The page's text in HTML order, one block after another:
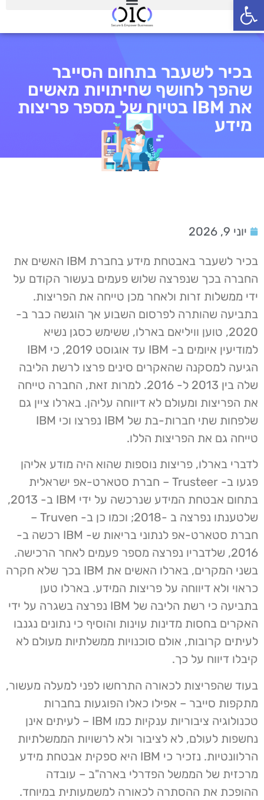
פתח סרגל נגישות
בכיר לשעבר בתחום הסייבר
שהפך לחושף שחיתויות מאשים
את IBM בטיוח של מספר פריצות
מידע
יוני 9, 2026
בכיר לשעבר באבטחת מידע בחברת IBM האשים את
החברה בכך שנפרצה שלוש פעמים בעשור הקודם על
ידי ממשלות זרות ולאחר מכן טייחה את הפריצות.
בתביעה שהותרה לפרסום השבוע אך הוגשה כבר ב-
2020, טוען וויליאם בארלו, ששימש כסגן נשיא
למודיעין איומים ב- IBM עד אוגוסט 2019, כי IBM
הגיעה למסקנה שהאקרים סינים פרצו לרשת הליבה
שלה בין 2013 ל- 2016. למרות זאת, החברה טייחה
את הפריצות ומעולם לא דיווחה עליהן. בארלו ציין גם
שלפחות שתי חברות-בת של IBM נפרצו וכי IBM
טייחה גם את הפריצות הללו.
לדברי בארלו, פריצות נוספות שהוא היה מודע אליהן
פגעו ב- Trusteer – חברת סטארט-אפ ישראלית
בתחום אבטחת המידע שנרכשה על ידי IBM ב- 2013,
שלטענתו נפרצה ב -2018; וכמו כן ב- Truven –
חברת סטארט-אפ לנתוני בריאות ש- IBM רכשה ב-
2016, שלדבריו נפרצה מספר פעמים לאחר הרכישה.
בשני המקרים, בארלו האשים את IBM בכך שלא חקרה
כראוי ולא דיווחה על פריצות המידע. בארלו טען
בתביעה כי רשת הליבה של IBM נפרצה בשגרה על ידי
האקרים בחסות מדינות עוינות והוסיף כי נתונים נגנבו
לעיתים קרובות, אולם סוכנויות ממשלתיות מעולם לא
קיבלו דיווח על כך.
בעוד שהפריצות לכאורה התרחשו לפני למעלה מעשור,
מתקפות סייבר – אפילו כאלו הפוגעות בחברות
טכנולוגיה ציבוריות ענקיות כמו IBM – לעיתים אינן
נחשפות לעולם, לא לציבור ולא לרשויות הממשלתיות
הרלוונטיות. נזכיר כי IBM היא ספקית אבטחת מידע
מרכזית של הממשל הפדרלי בארה"ב – עובדה
ההופכת את ההסתרה לכאורה למשמעותית במיוחד.